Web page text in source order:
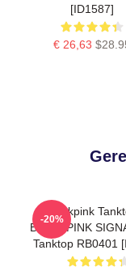
[ID1587]
€ 26,63
Blackpink
BLACKPINK
Tanktop RB0401
-20%